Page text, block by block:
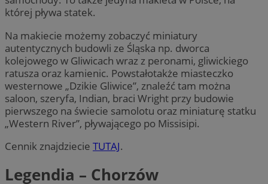
której pływa statek.
Na makiecie możemy zobaczyć miniatury
autentycznych budowli ze Śląska np. dworca
kolejowego w Gliwicach wraz z peronami, gliwickiego
ratusza oraz kamienic. Powstałotakże miasteczko
westernowe „Dzikie Gliwice”, znaleźć tam można
saloon, szeryfa, Indian, braci Wright przy budowie
pierwszego na świecie samolotu oraz miniaturę statku
„Western River”, pływającego po Missisipi.
Cennik znajdziecie TUTAJ.
Legendia – Chorzów